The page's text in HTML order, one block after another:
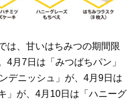
は、甘いはちみつの期間限
4月7日は「みつばちパン」
デニッシュ」が、4月9日は
」が、4月10日は「ハニーグ